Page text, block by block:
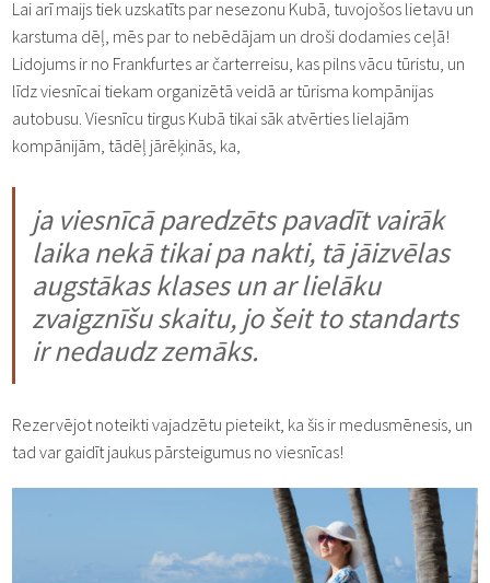
Lai arī maijs tiek uzskatīts par nesezonu Kubā, tuvojošos lietavu un
karstuma dēļ, mēs par to nebēdājam un droši dodamies ceļā!
Lidojums ir no Frankfurtes ar čarterreisu, kas pilns vācu tūristu, un
līdz viesnīcai tiekam organizētā veidā ar tūrisma kompānijas
autobusu. Viesnīcu tirgus Kubā tikai sāk atvērties lielajām
kompānijām, tādēļ jārēķinās, ka,
ja viesnīcā paredzēts pavadīt vairāk
laika nekā tikai pa nakti, tā jāizvēlas
augstākas klases un ar lielāku
zvaigznīšu skaitu, jo šeit to standarts
ir nedaudz zemāks.
Rezervējot noteikti vajadzētu pieteikt, ka šis ir medusmēnesis, un
tad var gaidīt jaukus pārsteigumus no viesnīcas!